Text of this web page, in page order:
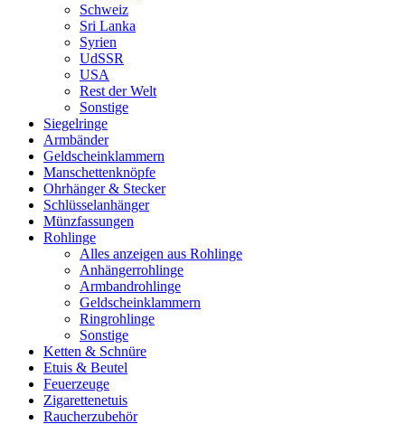
Schweiz
Sri Lanka
Syrien
UdSSR
USA
Rest der Welt
Sonstige
Siegelringe
Armbänder
Geldscheinklammern
Manschettenknöpfe
Ohrhänger & Stecker
Schlüsselanhänger
Münzfassungen
Rohlinge
Alles anzeigen aus Rohlinge
Anhängerrohlinge
Armbandrohlinge
Geldscheinklammern
Ringrohlinge
Sonstige
Ketten & Schnüre
Etuis & Beutel
Feuerzeuge
Zigarettenetuis
Raucherzubehör